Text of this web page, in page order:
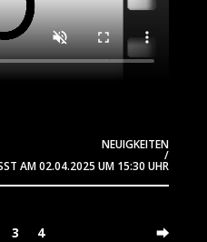
NEUIGKEITEN
/
AM02.04.2025 UM 15:30 UHR
3 4 ⮕